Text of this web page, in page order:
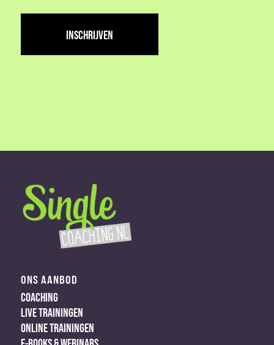
adres
ONS AANBOD
COACHING
LIVE TRAININGEN
ONLINE TRAININGEN